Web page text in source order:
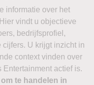
informatie over het
vindt u objectieve
bedrijfsprofiel,
cijfers. U krijgt inzicht in
context vinden over
actief is.
te handelen in